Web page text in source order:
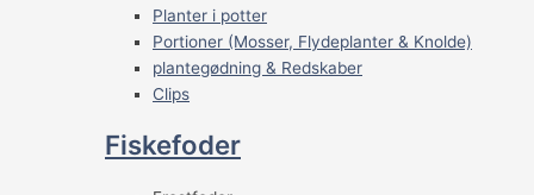
Planter i potter
Portioner (Mosser, Flydeplanter & Knolde)
plantegødning & Redskaber
Clips
Fiskefoder